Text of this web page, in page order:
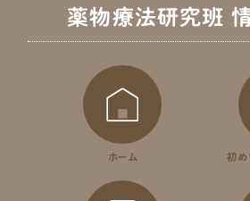
薬物療法研究班
ホーム 初め